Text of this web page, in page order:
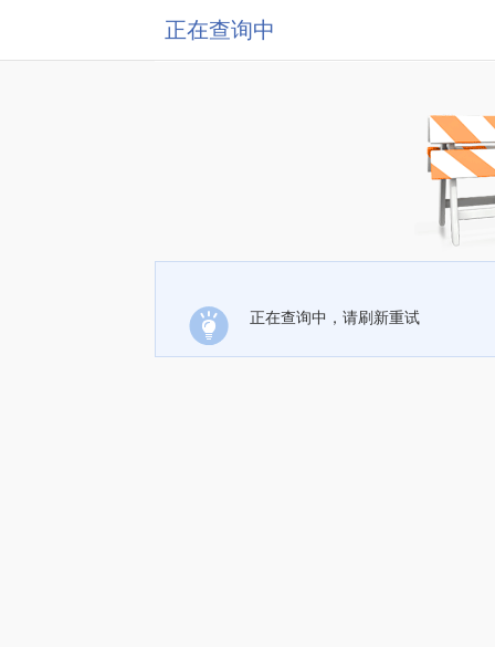
正在查询中
正在查询中，请刷新重试